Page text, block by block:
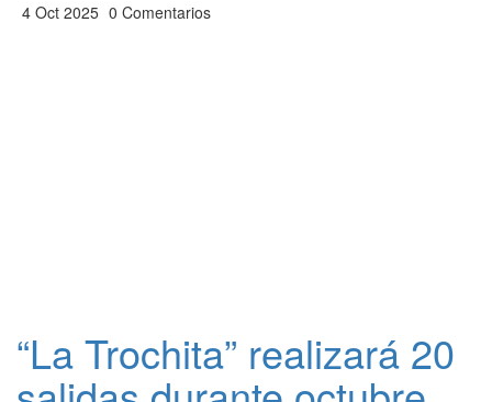
4 Oct 2025 0 Comentarios
“La Trochita” realizará 20